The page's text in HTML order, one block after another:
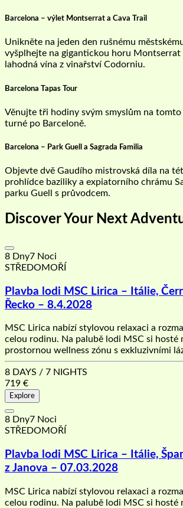
Barcelona – výlet Montserrat a Cava Trail
Unikněte na jeden den rušnému
vyšplhejte na gigantickou horu
lahodná vína z vinařství Codorniu.
Barcelona Tapas Tour
Věnujte tři hodiny svým smyslům na tomto
turné po Barceloně.
Barcelona – Park Guell a Sagrada Familia
Objevte dvě Gaudího mistrovská díla na
prohlídce baziliky a expiatorního chrámu
parku Guell s průvodcem.
Discover Your Next
8 Dny7 Noci
STŘEDOMOŘÍ
Plavba lodi MSC Lirica – Itálie,
Řecko – 8.4.2028
MSC Lirica nabízí stylovou relaxaci a
celou rodinu. Na palubě lodi MSC si hosté
prostornou wellness zónu s exkluzivními
8 DAYS / 7 NIGHTS
719 €
Explore
8 Dny7 Noci
STŘEDOMOŘÍ
Plavba lodi MSC Lirica – Itálie,
z Janova – 07.03.2028
MSC Lirica nabízí stylovou relaxaci a
celou rodinu. Na palubě lodi MSC si hosté